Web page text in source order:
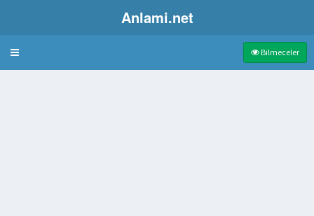
Anlami.net
Bulmaca Bilmeceler